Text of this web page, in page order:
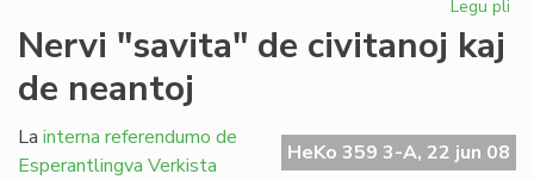
Legu pli
Nervi "savita" de civitanoj kaj
de neantoj
HeKo 359 3-A, 22 jun 08
La interna referendumo de
Esperantlingva Verkista